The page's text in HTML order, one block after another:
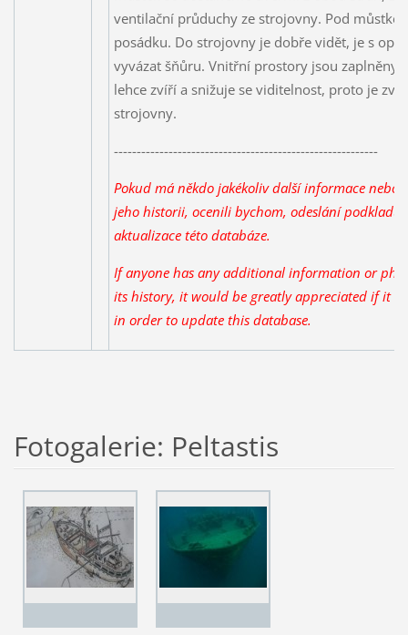
ventilační průduchy ze strojovny. Pod
posádku. Do strojovny je dobře vidět, je s
vyvázat šňůru. Vnitřní prostory jsou zaplněny
lehce zvíří a snižuje se viditelnost, proto je
strojovny.
----------------------------------------------------------
Pokud má někdo jakékoliv další informace
jeho historii, ocenili bychom, odeslání
aktualizace této databáze.
If anyone has any additional information or
its history, it would be greatly appreciated if it
in order to update this database.
Fotogalerie: Peltastis